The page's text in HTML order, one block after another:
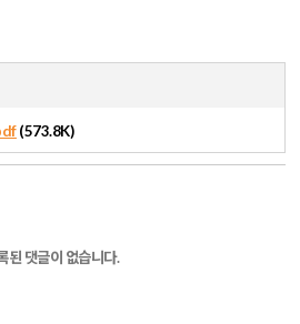
(573.8K)
된 댓글이 없습니다.